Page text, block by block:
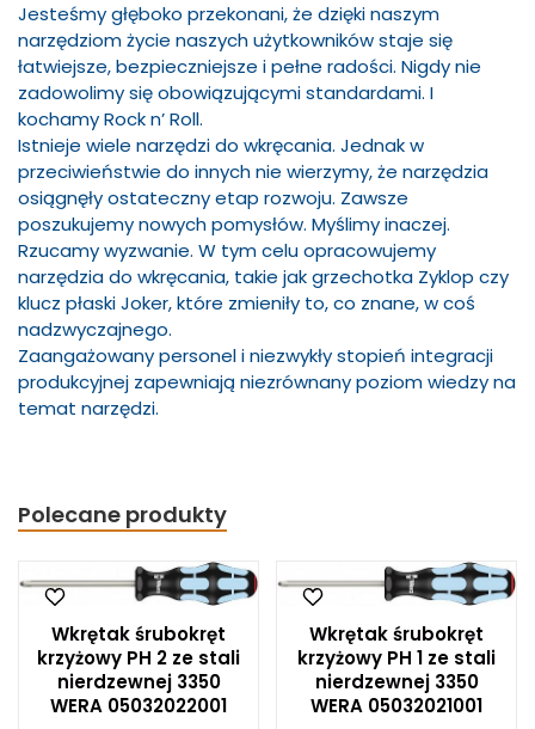
Jesteśmy głęboko przekonani, że dzięki naszym
narzędziom życie naszych użytkowników staje się
łatwiejsze, bezpieczniejsze i pełne radości. Nigdy nie
zadowolimy się obowiązującymi standardami. I
kochamy Rock n’ Roll.
Istnieje wiele narzędzi do wkręcania. Jednak w
przeciwieństwie do innych nie wierzymy, że narzędzia
osiągnęły ostateczny etap rozwoju. Zawsze
poszukujemy nowych pomysłów. Myślimy inaczej.
Rzucamy wyzwanie. W tym celu opracowujemy
narzędzia do wkręcania, takie jak grzechotka Zyklop czy
klucz płaski Joker, które zmieniły to, co znane, w coś
nadzwyczajnego.
Zaangażowany personel i niezwykły stopień integracji
produkcyjnej zapewniają niezrównany poziom wiedzy na
temat narzędzi.
Polecane produkty
Wkrętak śrubokręt
krzyżowy PH 2 ze stali
nierdzewnej 3350
WERA 05032022001
Wkrętak śrubokręt
krzyżowy PH 1 ze stali
nierdzewnej 3350
WERA 05032021001